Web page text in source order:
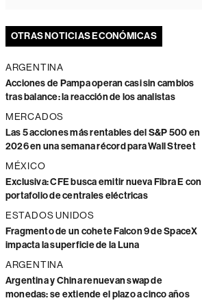
OTRAS NOTICIAS ECONÓMICAS
ARGENTINA
Acciones de Pampa operan casi sin cambios
tras balance: la reacción de los analistas
MERCADOS
Las 5 acciones más rentables del S&P 500 en
2026 en una semana récord para Wall Street
MÉXICO
Exclusiva: CFE busca emitir nueva Fibra E con
portafolio de centrales eléctricas
ESTADOS UNIDOS
Fragmento de un cohete Falcon 9 de SpaceX
impacta la superficie de la Luna
ARGENTINA
Argentina y China renuevan swap de
monedas: se extiende el plazo a cinco años